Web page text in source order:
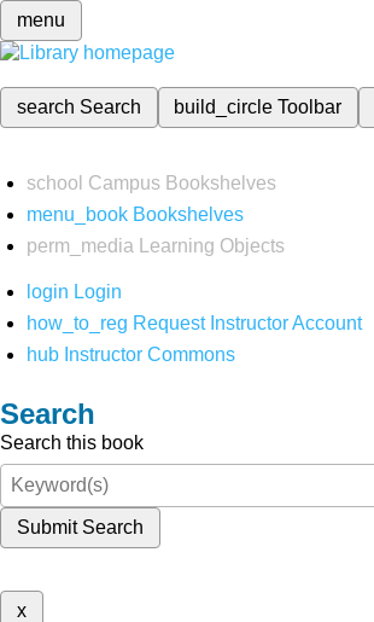
menu
search Search build_circleToolbar
school Campus Bookshelves
menu_book Bookshelves
perm_media
Learning Objects
login Login
how_to_reg Request Instructor Account
hub Instructor Commons
Search
Search this book
Submit Search
x